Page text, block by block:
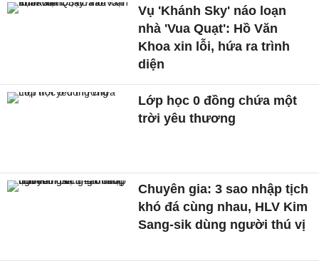
Vụ 'Khánh Sky' náo loạn
nhà 'Vua Quạt': Hồ Văn
Khoa xin lỗi, hứa ra trình
diện
Lớp học 0 đồng chứa một
trời yêu thương
Chuyên gia: 3 sao nhập tịch
khó đá cùng nhau, HLV Kim
Sang-sik dùng người thú vị